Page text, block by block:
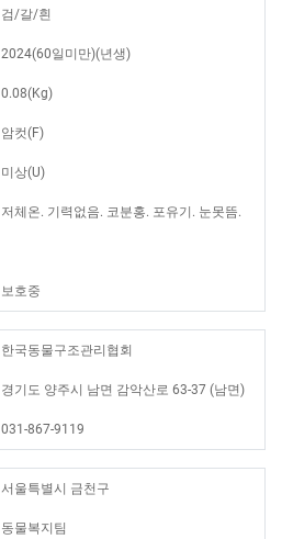
검/갈/흰
2024(60일미만)(년생)
0.08(Kg)
암컷(F)
미상(U)
저체온. 기력없음. 코분홍. 포유기. 눈못뜸.
보호중
한국동물구조관리협회
경기도 양주시 남면 감악산로 63-37 (남면)
031-867-9119
서울특별시 금천구
동물복지팀